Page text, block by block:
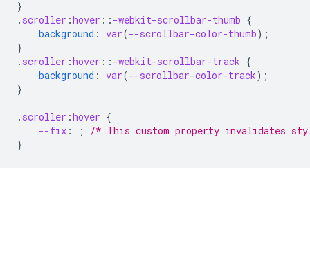
}
. scroller :hover :: -webkit-scrollbar-thumb {
background : var(--scrollbar-color-thumb);
}
. scroller :hover :: -webkit-scrollbar-track {
background : var(--scrollbar-color-track);
}
. scroller :hover {
--fix : ;
/* This custom property invalidates
}